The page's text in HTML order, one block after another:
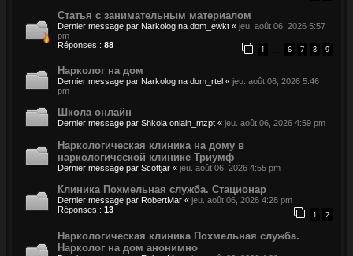
Статья с занимательным материалом
Dernier message par Narkolog na dom_ewkt « jeu. août 06, 2026 5:57
pm
Réponses : 88 1 6 7 8 9
Нарколог на дом
Dernier message par Narkolog na dom_rtel « jeu. août 06, 2026 5:46
pm
Школа онлайн
Dernier message par Shkola onlain_mzpt « jeu. août 06, 2026 4:59 pm
Наркологическая клиника на дому в
наркологической клинике Триумф
Dernier message par Scottjar « jeu. août 06, 2026 4:55 pm
Клиника Похмельная служба. Стационар
Dernier message par RobertMar « jeu. août 06, 2026 4:28 pm
Réponses : 13 1 2
Наркологическая клиника Похмельная служба.
Нарколог на дом анонимно